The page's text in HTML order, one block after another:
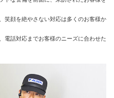
笑顔を絶やさない対応は多くのお客様か
電話対応までお客様のニーズに合わせた